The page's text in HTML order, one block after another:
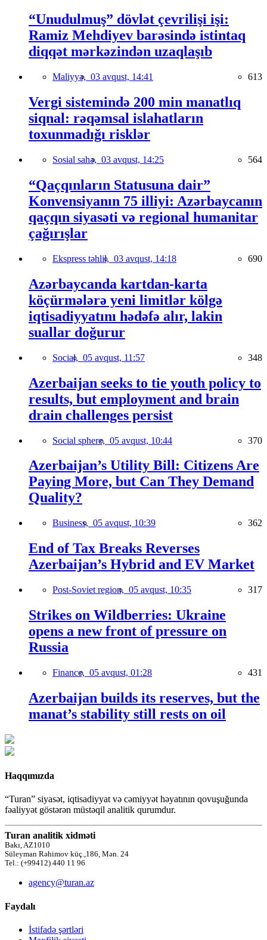
“Unudulmuş” dövlət çevrilişi işi:
Ramiz Mehdiyev barəsində istintaq
diqqət mərkəzindən uzaqlaşıb
Maliyyə, 03 avqust, 14:41 613
Vergi sistemində 200 min manatlıq
siqnal: rəqəmsal islahatların
toxunmadığı risklər
Sosial sahə, 03 avqust, 14:25 564
“Qaçqınların Statusuna dair”
Konvensiyanın 75 illiyi: Azərbaycanın
qaçqın siyasəti və regional humanitar
çağırışlar
Ekspress təhlil, 03 avqust, 14:18 690
Azərbaycanda kartdan-karta
köçürmələrə yeni limitlər kölgə
iqtisadiyyatını hədəfə alır, lakin
suallar doğurur
Social, 05 avqust, 11:57 348
Azerbaijan seeks to tie youth policy to
results, but employment and brain
drain challenges persist
Social sphere, 05 avqust, 10:44 370
Azerbaijan’s Utility Bill: Citizens Are
Paying More, but Can They Demand
Quality?
Business, 05 avqust, 10:39 362
End of Tax Breaks Reverses
Azerbaijan’s Hybrid and EV Market
Post-Soviet region, 05 avqust, 10:35 317
Strikes on Wildberries: Ukraine
opens a new front of pressure on
Russia
Finance, 05 avqust, 01:28 431
Azerbaijan builds its reserves, but the
manat’s stability still rests on oil
Haqqımızda
“Turan” siyasət, iqtisadiyyat və cəmiyyət həyatının qovuşuğunda
fəaliyyət göstərən müstəqil analitik qurumdur.
Turan analitik xidməti
Bakı, AZ1010
Süleyman Rəhimov küç.,186, Mən. 24
Tel.: (+99412) 440 11 96
agency@turan.az
Faydalı
İstifadə şərtləri